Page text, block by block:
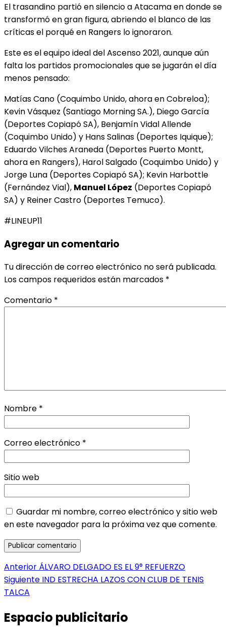
El trasandino partió en silencio a Atacama en donde se
transformó en gran figura, abriendo el blanco de las
críticas el porqué en Rangers lo ignoraron.
Este es el equipo ideal del Ascenso 2021, aunque aún
falta los partidos promocionales que se jugarán el día
menos pensado:
Matías Cano (Coquimbo Unido, ahora en Cobreloa);
Kevin Vásquez (Santiago Morning SA.), Diego García
(Deportes Copiapó SA), Benjamín Vidal Allende
(Coquimbo Unido) y Hans Salinas (Deportes Iquique);
Eduardo Vilches Araneda (Deportes Puerto Montt,
ahora en Rangers), Harol Salgado (Coquimbo Unido) y
Jorge Luna (Deportes Copiapó SA); Kevin Harbottle
(Fernández Vial), Manuel López (Deportes Copiapó
SA) y Reiner Castro (Deportes Temuco).
#LINEUP11
Agregar un comentario
Tu dirección de correo electrónico no será publicada.
Los campos requeridos están marcados *
Comentario *
Nombre *
Correo electrónico *
Sitio web
Guardar mi nombre, correo electrónico y sitio web
en este navegador para la próxima vez que comente.
Navegación
de
Anterior Entrada
anterior:
ÁLVARO DELGADO ES EL 9° REFUERZO
Siguiente Entrada
IND ESTRECHA LAZOS CON CLUB DE TENIS
TALCA
Espacio publicitario